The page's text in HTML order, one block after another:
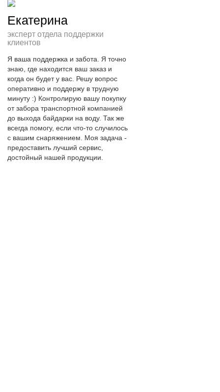
Екатерина
эксперт отдела поддержки
клиентов
Я ваша поддержка и забота. Я точно
знаю, где находится ваш заказ и
когда он будет у вас. Решу вопрос
оперативно и поддержу в трудную
минуту :) Контролирую вашу покупку
от забора транспортной компанией
до выхода байдарки на воду. Так же
всегда помогу, если что-то случилось
с вашим снаряжением. Моя задача -
предоставить лучший сервис,
достойный нашей продукции.